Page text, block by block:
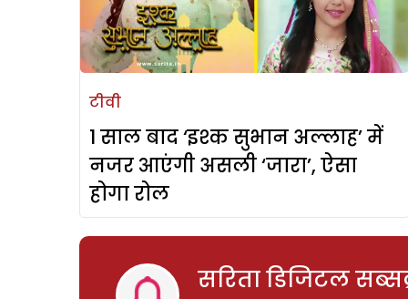
टीवी
1 साल बाद ‘इश्क सुभान अल्लाह’ में
नजर आएंगी असली ‘जारा’, ऐसा
होगा रोल
सरिता डिजिटल